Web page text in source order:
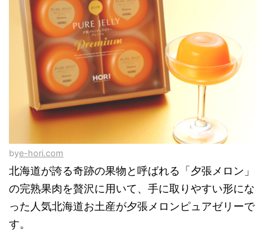
bye-hori.com
北海道が誇る奇跡の果物と呼ばれる「夕張メロン」
の完熟果肉を贅沢に用いて、手に取りやすい形にな
った人気北海道お土産が夕張メロンピュアゼリーで
す。